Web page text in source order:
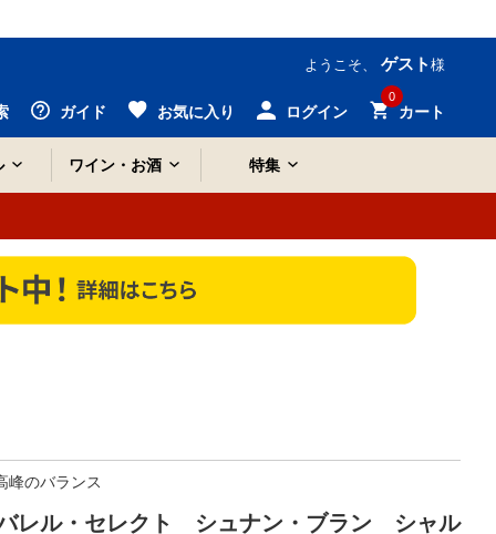
ようこそ、 ゲスト 様
ガイド お気に入り ログイン
0
カート
ワイン・お酒 特集
峰のバランス
レル・セレクト シュナン・ブラン シャル